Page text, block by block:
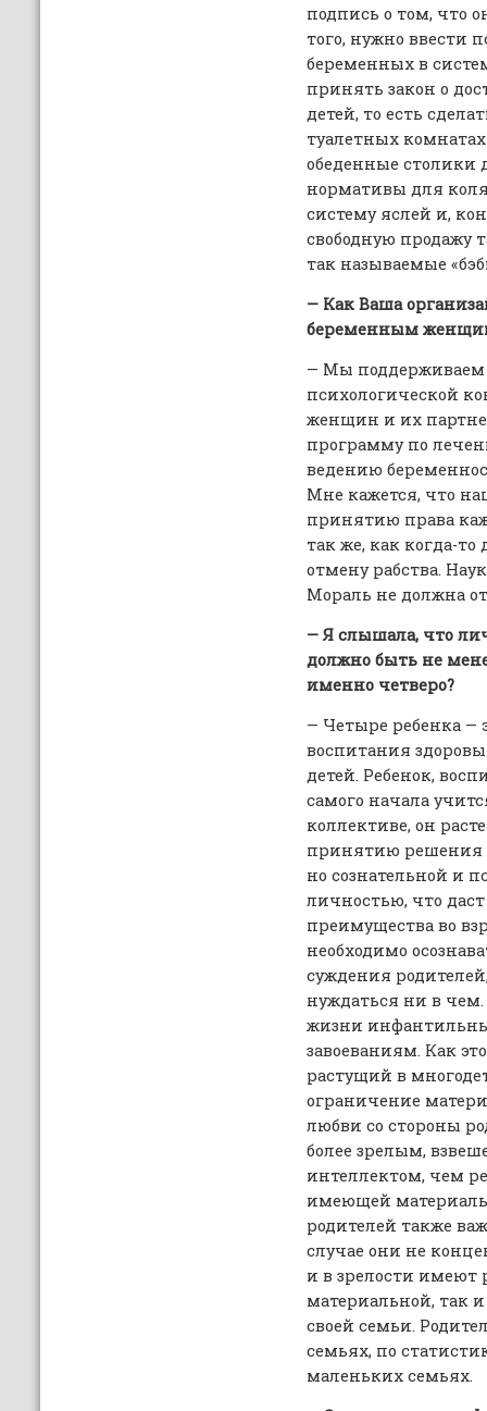
подпись о том, что
того, нужно ввести
беременных в
принять закон о
детей, то есть
туалетных
обеденные столики
нормативы для
систему яслей и,
свободную продажу
так называемые
— Как Ваша
беременным
— Мы
психологической
женщин и их
программу по
ведению
Мне кажется, что
принятию права
так же, как когда-
отмену рабства.
Мораль не должна
— Я слышала, что
должно быть не
именно четверо?
— Четыре ребенка —
воспитания
детей. Ребенок,
самого начала
коллективе, он
принятию решения
но сознательной и
личностью, что
преимущества во
необходимо
суждения
нуждаться ни в чем.
жизни
завоеваниям. Как
растущий в
ограничение
любви со стороны
более зрелым,
интеллектом, чем
имеющей
родителей также
случае они не
и в зрелости имеют
материальной, так
своей семьи.
семьях, по
маленьких семьях.